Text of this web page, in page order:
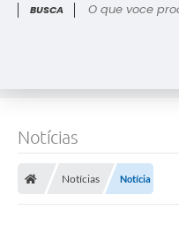
O que voce procura?
Notícias
Notícias Notícia